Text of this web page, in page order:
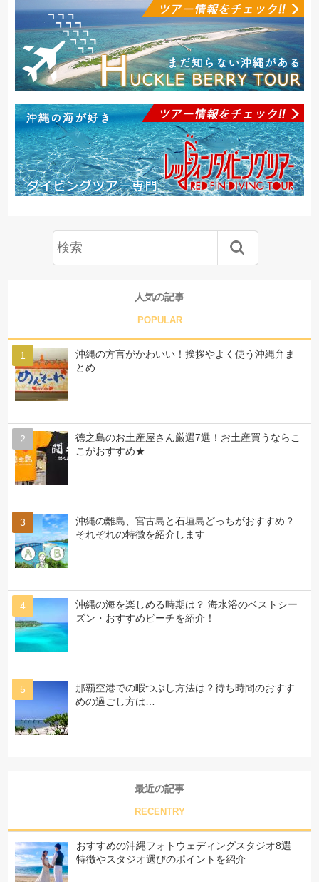
人気の記事
POPULAR
沖縄の方言がかわいい！挨拶やよく使う沖縄弁ま
とめ
徳之島のお土産屋さん厳選7選！お土産買うならこ
こがおすすめ★
沖縄の離島、宮古島と石垣島どっちがおすすめ？
それぞれの特徴を紹介します
沖縄の海を楽しめる時期は？ 海水浴のベストシー
ズン・おすすめビーチを紹介！
那覇空港での暇つぶし方法は？待ち時間のおすす
めの過ごし方は…
最近の記事
RECENTRY
おすすめの沖縄フォトウェディングスタジオ8選
特徴やスタジオ選びのポイントを紹介